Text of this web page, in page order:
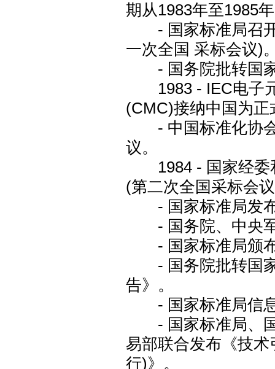
期从1983年至1985
- 国家标准局召开
一次全国 采标会议)
- 国务院批转国家
1983 - IEC电子元
(CMC)接纳中国为正
- 中国标准化协会
议。
1984 - 国家经委
(第二次全国采标会
- 国家标准局发布
- 国务院、中央军
- 国家标准局颁布
- 国务院批转国家
告》。
- 国家标准局信息
- 国家标准局、国
易部联合发布《技
行)》。